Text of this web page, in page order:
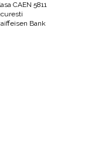
CAEN 5811
Bank